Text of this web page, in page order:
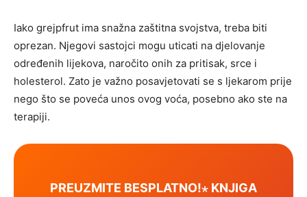
Iako grejpfrut ima snažna zaštitna svojstva, treba biti
oprezan. Njegovi sastojci mogu uticati na djelovanje
određenih lijekova, naročito onih za pritisak, srce i
holesterol. Zato je važno posavjetovati se s ljekarom prije
nego što se poveća unos ovog voća, posebno ako ste na
terapiji.
PREUZMITE BESPLATNO!⋆ KNJIGA